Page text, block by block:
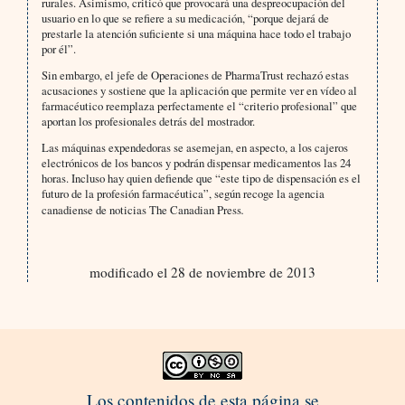
usuario en lo que se refiere a su medicación, “porque dejará de
prestarle la atención suficiente si una máquina hace todo el trabajo
por él”.
Sin embargo, el jefe de Operaciones de PharmaTrust rechazó estas
acusaciones y sostiene que la aplicación que permite ver en vídeo al
farmacéutico reemplaza perfectamente el “criterio profesional” que
aportan los profesionales detrás del mostrador.
Las máquinas expendedoras se asemejan, en aspecto, a los cajeros
electrónicos de los bancos y podrán dispensar medicamentos las 24
horas. Incluso hay quien defiende que “este tipo de dispensación es el
futuro de la profesión farmacéutica”, según recoge la agencia
canadiense de noticias The Canadian Press.
modificado el 28 de noviembre de 2013
Los contenidos de esta página se